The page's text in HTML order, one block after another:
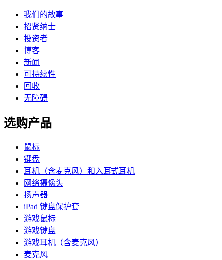
我们的故事
招贤纳士
投资者
博客
新闻
可持续性
回收
无障碍
选购产品
鼠标
键盘
耳机（含麦克风）和入耳式耳机
网络摄像头
扬声器
iPad 键盘保护套
游戏鼠标
游戏键盘
游戏耳机（含麦克风）
麦克风